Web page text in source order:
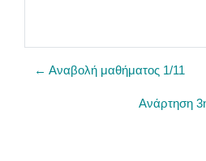
← Αναβολή μαθήματος 1/11
Ανάρτηση